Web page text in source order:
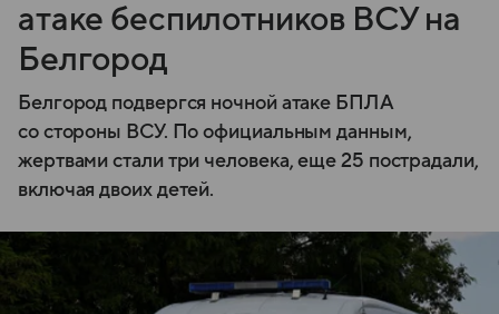
атаке беспилотников ВСУ на
Белгород
Белгород подвергся ночной атаке БПЛА
со стороны ВСУ. По официальным данным,
жертвами стали три человека, еще 25 пострадали,
включая двоих детей.